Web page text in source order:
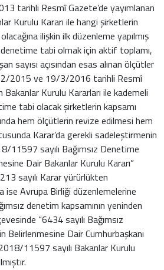
tarihli Resmî Gazete’de yayımlanan
Kurulu Kararı ile hangi şirketlerin
ilişkin ilk düzenleme yapılmış
tabi olmak için aktif toplamı,
sayısı açısından esas alınan ölçütler
2015 ve 19/3/2016 tarihli Resmî
Bakanlar Kurulu Kararları ile kademeli
tabi olacak şirketlerin kapsamı
hem ölçütlerin revize edilmesi hem
Karar’da gerekli sadeleştirmenin
11597 sayılı Bağımsız Denetime
Dair Bakanlar Kurulu Kararı”
sayılı Karar yürürlükten
ise Avrupa Birliği düzenlemelerine
denetim kapsamının yeninden
“6434 sayılı Bağımsız
Belirlenmesine Dair Cumhurbaşkanı
11597 sayılı Bakanlar Kurulu